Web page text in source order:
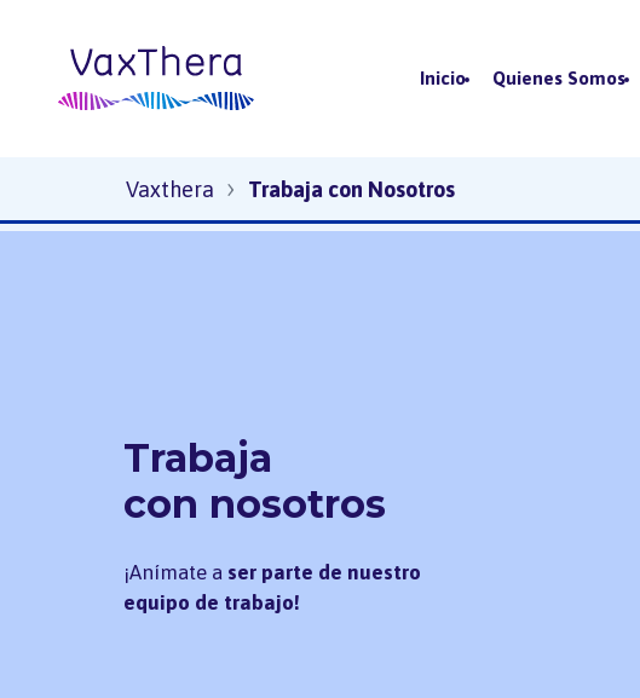
Inicio Quienes Somos
Trabaja con Nosotros
Vaxthera › Trabaja con Nosotros
Trabaja
con nosotros
¡Anímate a ser parte de nuestro
equipo de trabajo!